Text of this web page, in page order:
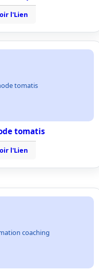
l'Lien
tomatis
tomatis
l'Lien
coaching